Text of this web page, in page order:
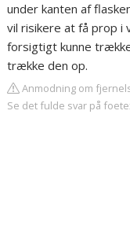
under kanten af
vil risikere at få prop i
forsigtigt kunne
trække den op.
Anmodning om
Se det fulde svar på